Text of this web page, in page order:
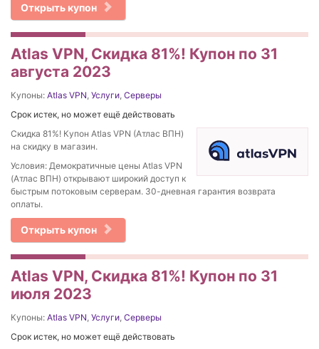
Открыть купон
Atlas VPN, Скидка 81%! Купон по 31
августа 2023
Купоны: Atlas VPN Услуги Серверы
Срок истек, но может ещё действовать
Скидка 81%! Купон Atlas VPN (Атлас ВПН)
на скидку в магазин.
Условия: Демократичные цены Atlas VPN
(Атлас ВПН) открывают широкий доступ к
быстрым потоковым серверам. 30-дневная гарантия возврата
оплаты.
Открыть купон
Atlas VPN, Скидка 81%! Купон по 31
июля 2023
Купоны: Atlas VPN Услуги Серверы
Срок истек, но может ещё действовать